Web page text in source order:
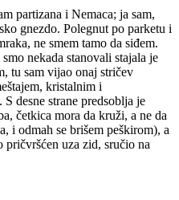
partizana i Nemaca; ja sam,
gnezdo. Polegnut po parketu i
ne smem tamo da siđem.
nekada stanovali stajala je
tu sam vijao onaj stričev
kristalnim i
desne strane predsoblja je
četkica mora da kruži, a ne da
i odmah se brišem peškirom), a
uza zid, sručio na